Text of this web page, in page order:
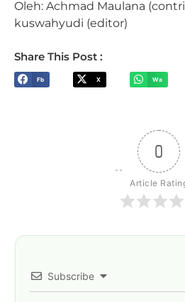
Oleh: Achmad Maulana
kuswahyudi (editor)
Share This Post :
Fb X Wa
0
Article
Subscribe